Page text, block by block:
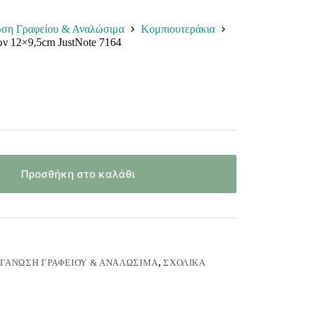
Γραφείου & Αναλώσιμα
Κομπιουτεράκια
12×9,5cm JustNote 7164
Προσθήκη στο καλάθι
ΓΡΑΦΕΊΟΥ & ΑΝΑΛΏΣΙΜΑ,ΣΧΟΛΙΚΆ